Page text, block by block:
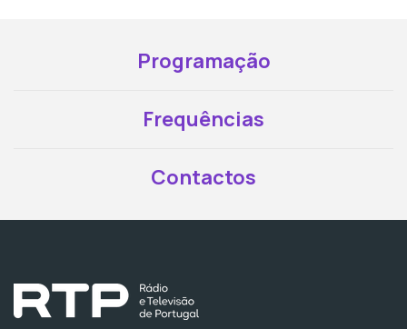
Programação
Frequências
Contactos